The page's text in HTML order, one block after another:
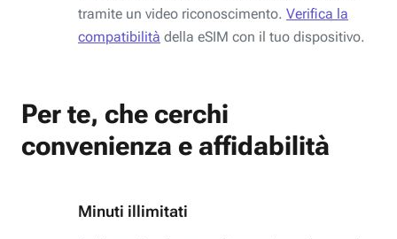
tramite un video riconoscimento. Verifica la
compatibilità della eSIM con il tuo dispositivo.
Per te, che cerchi
convenienza e affidabilità
Minuti illimitati